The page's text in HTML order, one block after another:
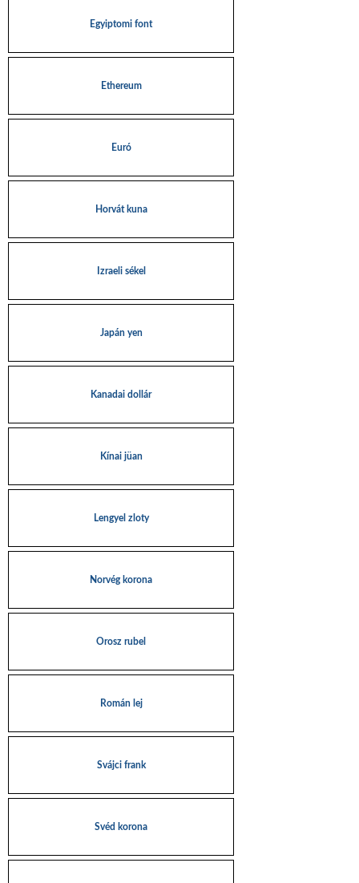
Egyiptomi font
Ethereum
Euró
Horvát kuna
Izraeli sékel
Japán yen
Kanadai dollár
Kínai jüan
Lengyel zloty
Norvég korona
Orosz rubel
Román lej
Svájci frank
Svéd korona